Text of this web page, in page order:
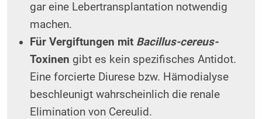
gar eine Lebertransplantation notwendig
machen.
Für Vergiftungen mit Bacillus-cereus-
Toxinen gibt es kein spezifisches Antidot.
Eine forcierte Diurese bzw. Hämodialyse
beschleunigt wahrscheinlich die renale
Elimination von Cereulid.